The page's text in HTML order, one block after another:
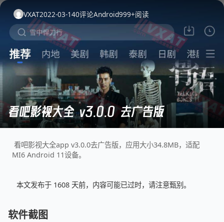
VXAT2022-03-140评论Android999+阅读
看吧影视大全 v3.0.0 去广告版
看吧影视大全app v3.0.0去广告版，应用大小34.8MB，适配
MI6 Android 11设备。
本文发布于 1608 天前，内容可能已过时，请注意甄别。
软件截图